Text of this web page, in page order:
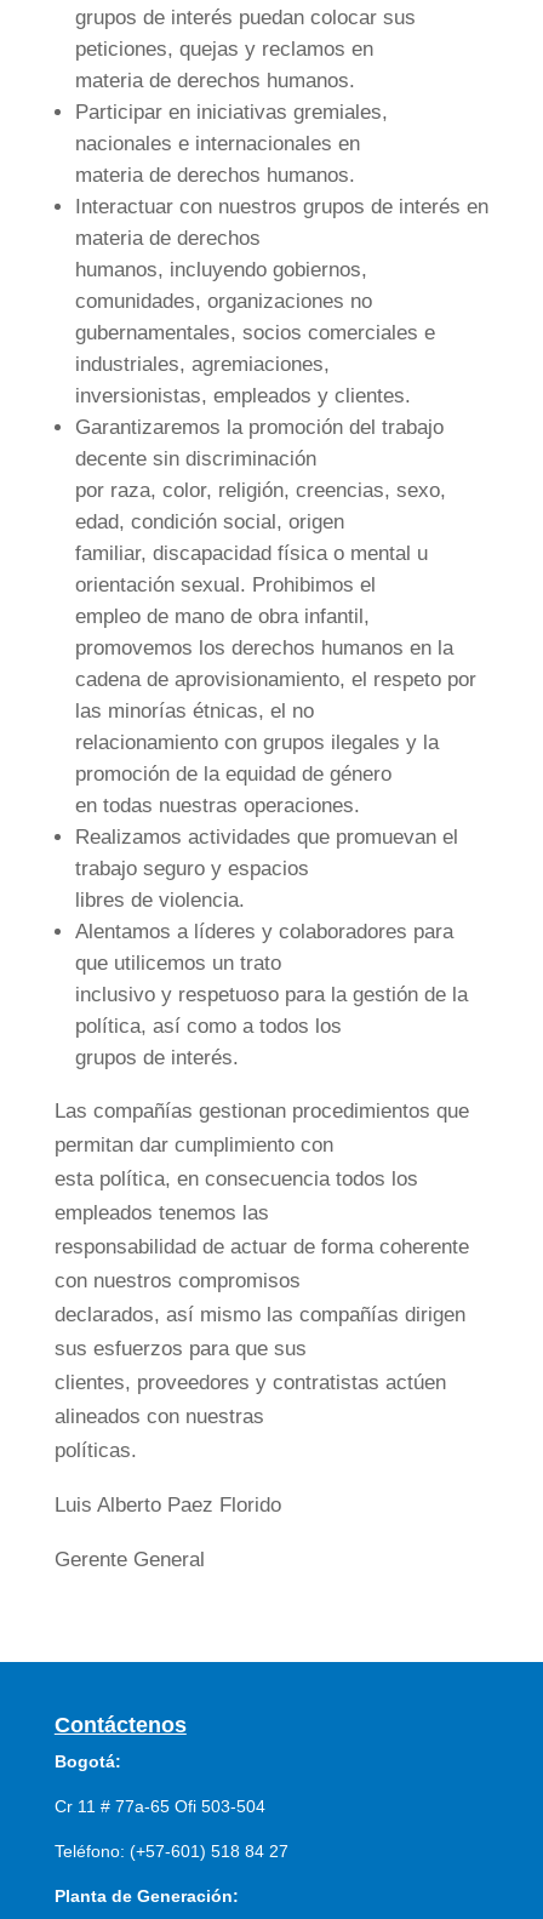
grupos de interés puedan colocar sus
peticiones, quejas y reclamos en
materia de derechos humanos.
Participar en iniciativas gremiales,
nacionales e internacionales en
materia de derechos humanos.
Interactuar con nuestros grupos de interés en
materia de derechos
humanos, incluyendo gobiernos,
comunidades, organizaciones no
gubernamentales, socios comerciales e
industriales, agremiaciones,
inversionistas, empleados y clientes.
Garantizaremos la promoción del trabajo
decente sin discriminación
por raza, color, religión, creencias, sexo,
edad, condición social, origen
familiar, discapacidad física o mental u
orientación sexual. Prohibimos el
empleo de mano de obra infantil,
promovemos los derechos humanos en la
cadena de aprovisionamiento, el respeto por
las minorías étnicas, el no
relacionamiento con grupos ilegales y la
promoción de la equidad de género
en todas nuestras operaciones.
Realizamos actividades que promuevan el
trabajo seguro y espacios
libres de violencia.
Alentamos a líderes y colaboradores para
que utilicemos un trato
inclusivo y respetuoso para la gestión de la
política, así como a todos los
grupos de interés.
Las compañías gestionan procedimientos que
permitan dar cumplimiento con
esta política, en consecuencia todos los
empleados tenemos las
responsabilidad de actuar de forma coherente
con nuestros compromisos
declarados, así mismo las compañías dirigen
sus esfuerzos para que sus
clientes, proveedores y contratistas actúen
alineados con nuestras
políticas.
Luis Alberto Paez Florido
Gerente General
Contáctenos
Bogotá:
Cr 11 # 77a-65 Ofi 503-504
Teléfono: (+57-601) 518 84 27
Planta de Generación: